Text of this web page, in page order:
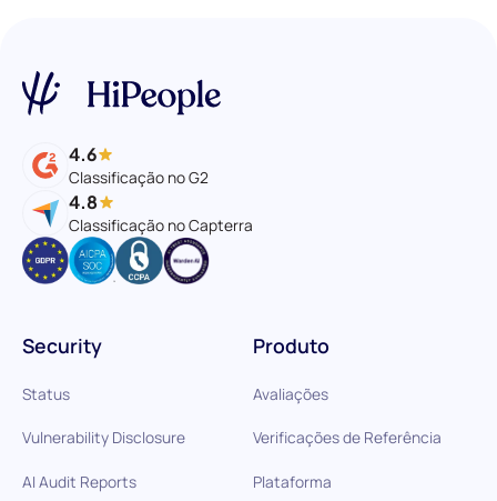
4.6
Classificação no G2
4.8
Classificação no Capterra
Produto
Avaliações
Verificações de Referência
Plataforma
Security
Status
Vulnerability Disclosure
AI Audit Reports